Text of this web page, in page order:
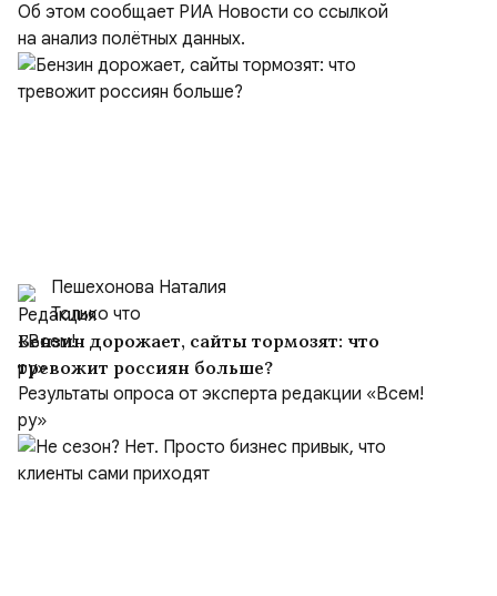
Чёрным морем около девяти часов
Об этом сообщает РИА Новости со ссылкой
на анализ полётных данных.
Пешехонова Наталия
Только что
Бензин дорожает, сайты тормозят: что
тревожит россиян больше?
Результаты опроса от эксперта редакции «Всем!
ру»